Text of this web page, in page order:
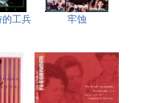
工兵 牢蚀